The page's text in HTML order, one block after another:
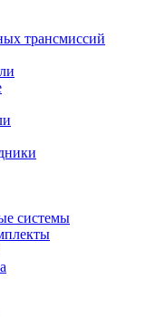
трансмиссий
системы